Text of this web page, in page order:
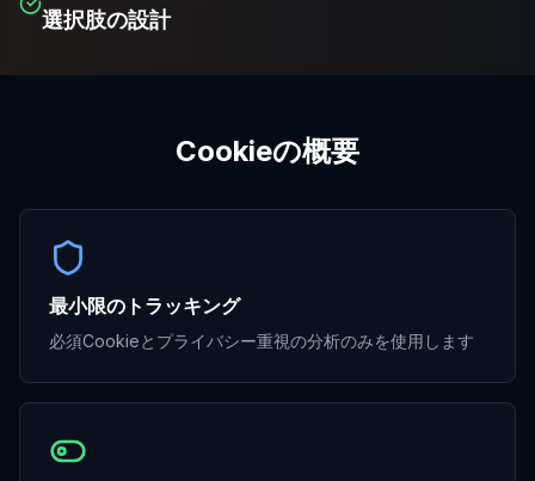
選択肢の設計
Cookieの概要
最小限のトラッキング
必須Cookieとプライバシー重視の分析のみを使用します